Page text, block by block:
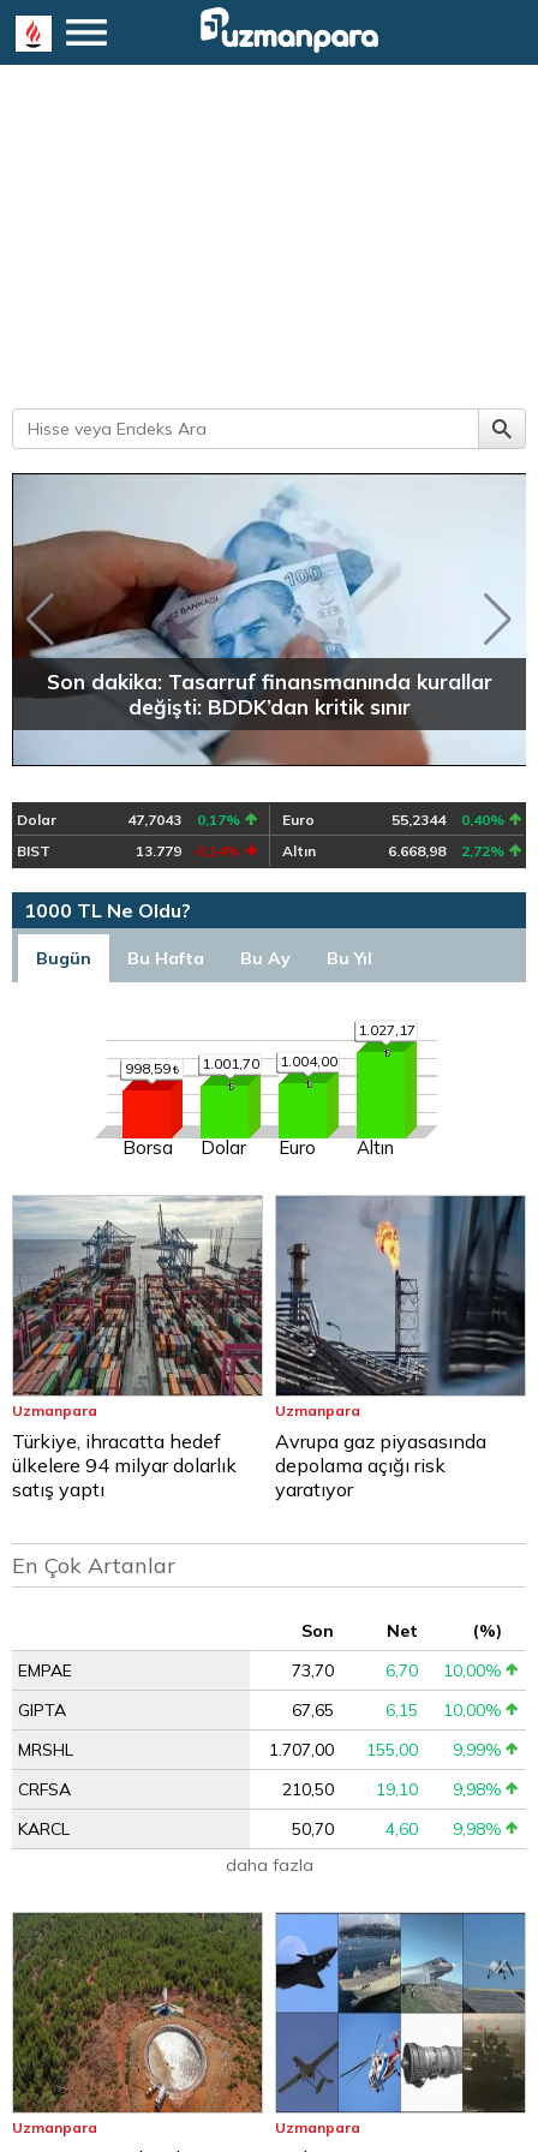
Son dakika: Tasarruf finansmanında kurallar
değişti: BDDK’dan kritik sınır
Dolar 47,7043 0,17% Euro 55,2344
0,40%
BIST
13.779 -0,14% Altın 6.668,98 2,72%
1000 TL Ne Oldu?
Bugün Bu Hafta Bu Ay Bu Yıl
998,59
Borsa
1.001,70
Dolar
1.004,00
Euro
1.027,17
Altın
Uzmanpara
Türkiye, ihracatta hedef
ülkelere 94 milyar dolarlık
satış yaptı
Uzmanpara
Avrupa gaz piyasasında
depolama açığı risk
yaratıyor
En Çok Artanlar
Son Net
(%)
EMPAE
73,70 6,70
10,00%
GIPTA
67,65 6,15
10,00%
MRSHL
1.707,00 155,00
9,99%
CRFSA
210,50 19,10
9,98%
KARCL
50,70 4,60
9,98%
daha fazla
Uzmanpara Uzmanpara